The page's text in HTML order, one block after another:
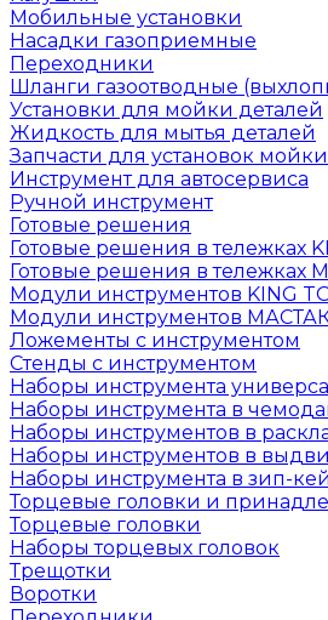
Мобильные установки
Насадки газоприемные
Переходники
Шланги газоотводные
Установки для мойки деталей
Жидкость для мытья деталей
Запчасти для установок
Инструмент для автосервиса
Ручной инструмент
Готовые решения
Готовые решения в тележках
Готовые решения в тележках
Модули инструментов KING
Модули инструментов
Ложементы с инструментом
Стенды с инструментом
Наборы инструмента
Наборы инструмента в
Наборы инструментов в
Наборы инструментов в
Наборы инструмента в зип-
Торцевые головки и
Торцевые головки
Наборы торцевых головок
Трещотки
Воротки